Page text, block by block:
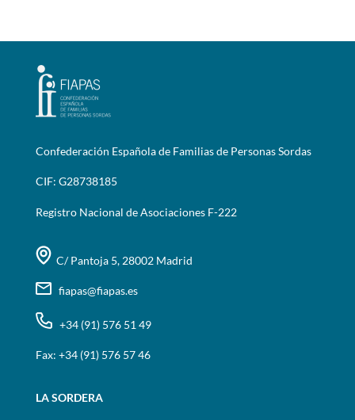
Confederación Española de Familias de Personas Sordas
CIF: G28738185
Registro Nacional de Asociaciones F-222
C/ Pantoja 5, 28002 Madrid
fiapas@fiapas.es
+34 (91) 576 51 49
Fax: +34 (91) 576 57 46
LA SORDERA